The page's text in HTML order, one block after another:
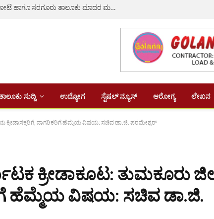
ಆಗಸ್ಟ್ 8ರಂದು ಸರಗೂರಿನಲ್ಲಿ ಹೆಚ್.ಡಿ. ಕೋಟೆ ಹಾಗೂ ಸರಗೂರು ತಾಲೂಕು ಮಾದರ ಮಹಾಸಭಾ ಉದ್ಘಾಟನೆ ಮತ್ತು ಪ್ರತಿಭಾ ಪುರಸ್ಕಾರ
ಸುದ್ದಿ ಉದ್ಯೋಗ ಸ್ಪೆಷಲ್ ನ್ಯೂಸ್ ಆರೋಗ್ಯ ಲೇಖನ
ಕ್ರೀಡಾಸಕ್ತರಿಗೆ, ನಾಗರಿಕರಿಗೆ ಹೆಮ್ಮೆಯ ವಿಷಯ: ಸಚಿವ ಡಾ.ಜಿ. ಪರಮೇಶ್ವರ್
ಕ್ರೀಡಾಕೂಟ: ತುಮಕೂರು
ಹೆಮ್ಮೆಯ ವಿಷಯ: ಸಚಿವ ಡಾ.ಜಿ.